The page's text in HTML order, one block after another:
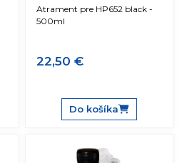
Atrament pre HP652 black -
500ml
22,50 €
Do košíka